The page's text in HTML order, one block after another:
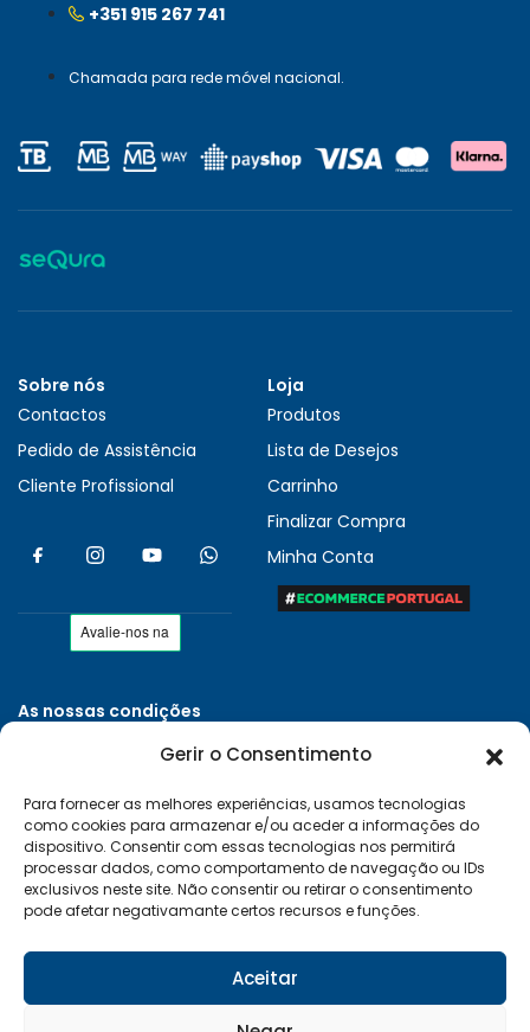
Gerir o Consentimento
Para fornecer as melhores experiências, usamos tecnologias
como cookies para armazenar e/ou aceder a informações do
dispositivo. Consentir com essas tecnologias nos permitirá
processar dados, como comportamento de navegação ou IDs
exclusivos neste site. Não consentir ou retirar o consentimento
pode afetar negativamante certos recursos e funções.
Aceitar
+351 915 267 741
Chamada para rede móvel nacional.
Sobre nós
Contactos
Pedido de Assistência
Cliente Profissional
Loja
Produtos
Lista de Desejos
Carrinho
Finalizar Compra
Minha Conta
As nossas condições
Políticas de Privacidade
Entregas e Devoluções
Livro de Reclamações
RAL e RLL
Klarna FAQ
Sequra